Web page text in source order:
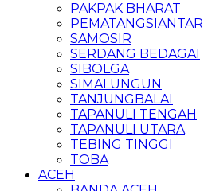
PAKPAK BHARAT
PEMATANGSIANTAR
SAMOSIR
SERDANG BEDAGAI
SIBOLGA
SIMALUNGUN
TANJUNGBALAI
TAPANULI TENGAH
TAPANULI UTARA
TEBING TINGGI
TOBA
ACEH